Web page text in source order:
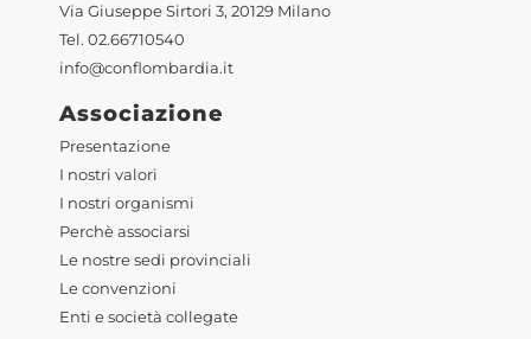
Via Giuseppe Sirtori 3, 20129 Milano
Tel. 02.66710540
info@conflombardia.it
Associazione
Presentazione
I nostri valori
I nostri organismi
Perchè associarsi
Le nostre sedi provinciali
Le convenzioni
Enti e società collegate